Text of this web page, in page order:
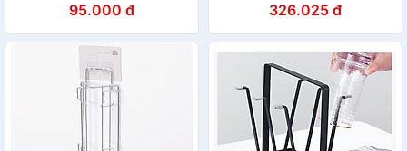
95.000 đ 326.025 đ